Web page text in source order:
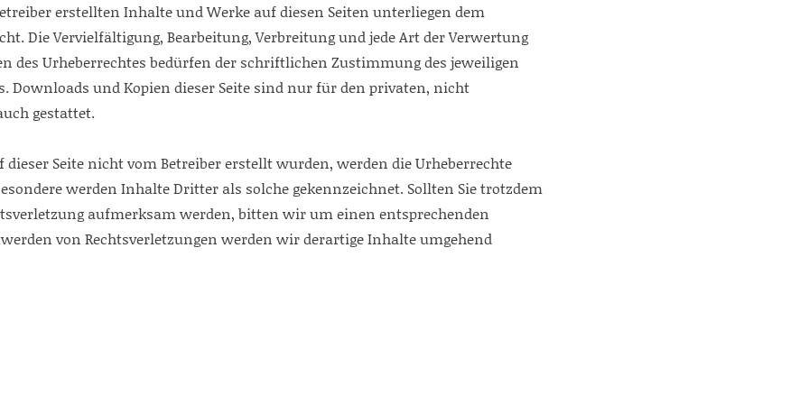
erstellten Inhalte und Werke auf diesen Seiten unterliegen dem
Die Vervielfältigung, Bearbeitung, Verbreitung und jede Art der Verwertung
des Urheberrechtes bedürfen der schriftlichen Zustimmung des jeweiligen
Downloads und Kopien dieser Seite sind nur für den privaten, nicht
gestattet.
Seite nicht vom Betreiber erstellt wurden, werden die Urheberrechte
werden Inhalte Dritter als solche gekennzeichnet. Sollten Sie trotzdem
aufmerksam werden, bitten wir um einen entsprechenden
von Rechtsverletzungen werden wir derartige Inhalte umgehend